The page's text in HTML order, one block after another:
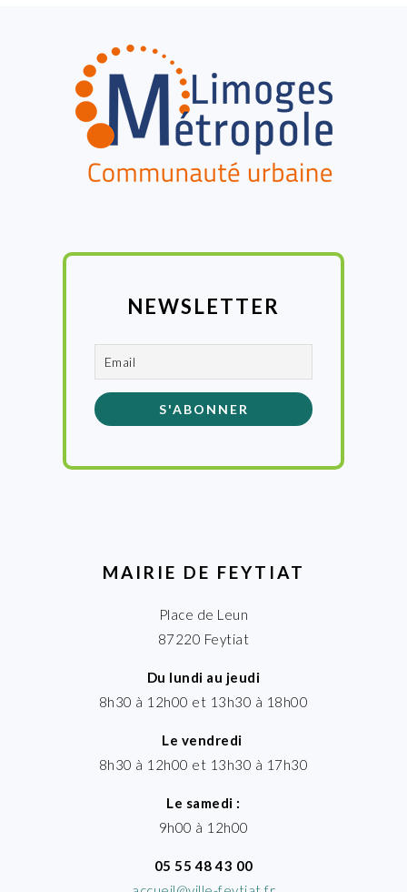
NEWSLETTER
MAIRIE DE FEYTIAT
Place de Leun
87220 Feytiat
Du lundi au jeudi
8h30 à 12h00 et 13h30 à 18h00
Le vendredi
8h30 à 12h00 et 13h30 à 17h30
Le samedi :
9h00 à 12h00
05 55 48 43 00